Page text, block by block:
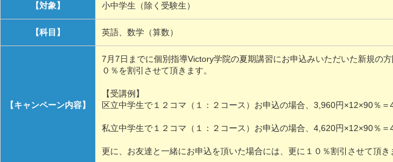
【対象】 小中学生（除く受験生）
【科目】 英語、数学（算数）
【キャンペーン内容】
7月7日までに個別指導Victory学院の夏期講習にお申込みいただいた新規の方
０％を割引させて頂きます。
【受講例】
区立中学生で１２コマ（１：２コース）お申込の場合、3,960円×12×90％＝
私立中学生で１２コマ（１：２コース）お申込の場合、4,620円×12×90％＝
更に、お友達と一緒にお申込を頂いた場合には、更に１０％割引させて頂き